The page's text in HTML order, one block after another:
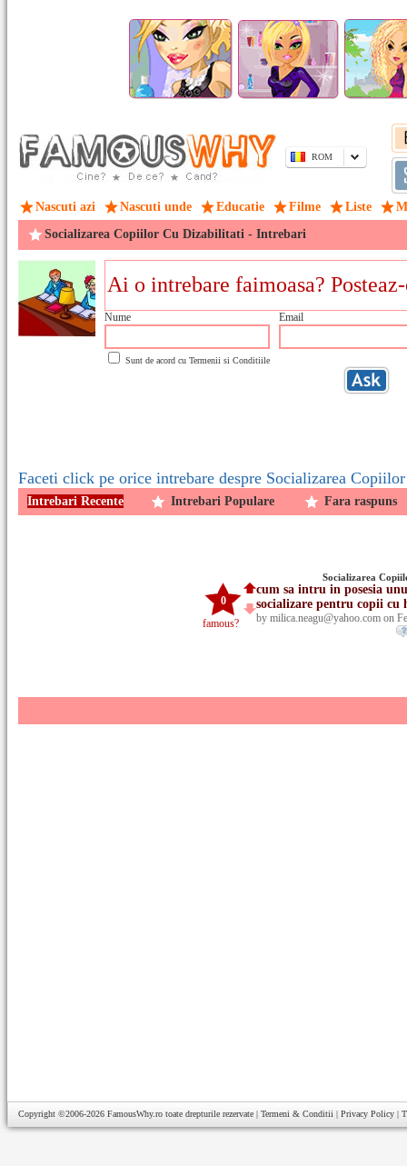
ROM
Nascuti azi Nascuti unde Educatie Filme Liste
Socializarea Copiilor Cu Dizabilitati - Intrebari
Nume Email
Sunt de acord cu Termenii si Conditiile
Faceti click pe orice intrebare despre Socializarea
Intrebari Recente Intrebari Populare Fara raspuns
0
famous?
Socializarea
cum sa intru in posesia
socializare pentru copii cu
by milica.neagu@yahoo.com on
Copyright ©2006-2026 FamousWhy.ro toate drepturile rezervate | Termeni & Conditii | Privacy Policy |